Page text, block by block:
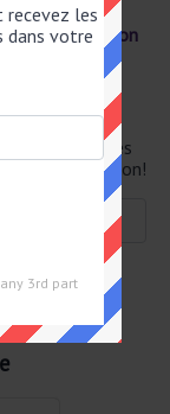
croisés et que
surSolution
réponses
de réception!
les
dans votre
3rd part